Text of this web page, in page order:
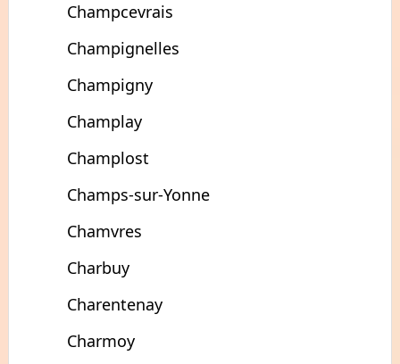
Champcevrais
Champignelles
Champigny
Champlay
Champlost
Champs-sur-Yonne
Chamvres
Charbuy
Charentenay
Charmoy